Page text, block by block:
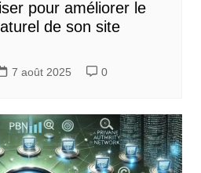
pour améliorer le
de son site
7 août 2025 0